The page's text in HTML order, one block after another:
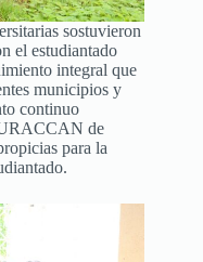
sostuvieron
el estudiantado
integral que
municipios y
continuo
de
para la